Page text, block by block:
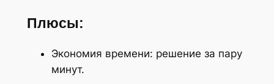
Плюсы:
Экономия времени: решение за пару
минут.